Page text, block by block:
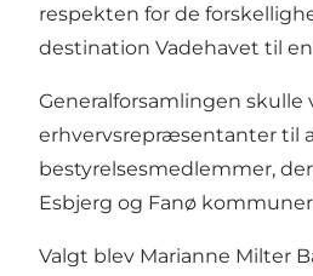
respekten for de
destination Vadehavet til
Generalforsamlingen
erhvervsrepræsentanter til
bestyrelsesmedlemmer,
Esbjerg og Fanø
Valgt blev Marianne Milter